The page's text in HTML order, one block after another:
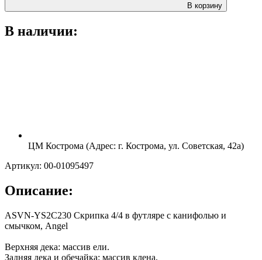
В корзину
В наличии:
ЦМ Кострома (Адрес: г. Кострома, ул. Советская, 42а)
Артикул: 00-01095497
Описание:
ASVN-YS2C230 Скрипка 4/4 в футляре с канифолью и
смычком, Angel
Верхняя дека: массив ели.
Задняя дека и обечайка: массив клена.